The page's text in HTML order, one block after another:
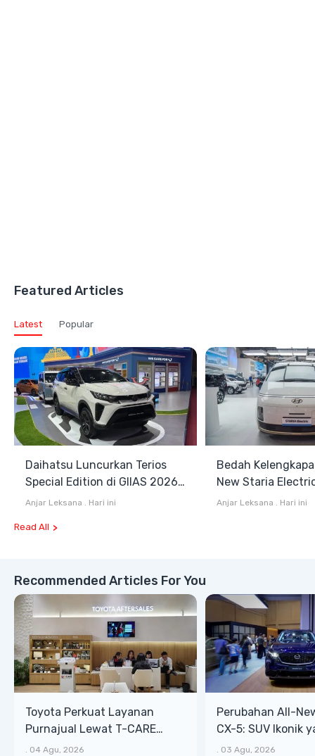
Featured Articles
Latest Popular
Daihatsu Luncurkan Terios
Special Edition di GIIAS 2026,
Stok Terbatas
Anjar Leksana . Hari ini
Bedah
New Staria
Hybrid yang
Anjar Leksana . Hari ini
Read All
Recommended Articles For You
Toyota Perkuat Layanan
Purnajual Lewat T-CARE
XTRA, Manfaat Lebih Besar
. 04 Agu, 2026
Perubahan All-
CX-5: SUV Ikonik
Bongsor, Mewah,
. 03 Agu, 2026